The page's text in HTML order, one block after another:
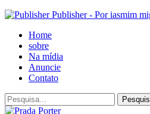
Publisher - Por iasmim
Home
sobre
Na mídia
Anuncie
Contato